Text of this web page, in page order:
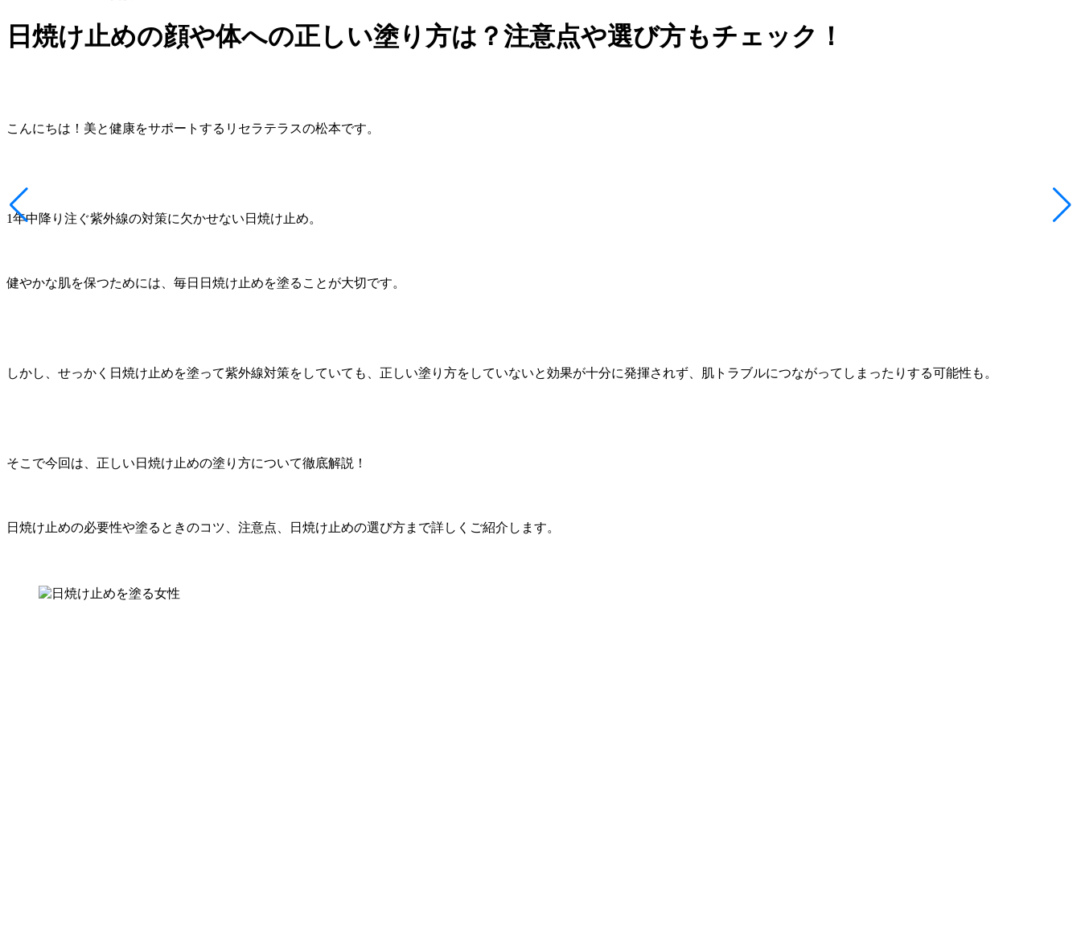
日焼け止めの顔や体への正しい塗り方は？注意点や選び方もチェック！
こんにちは！美と健康をサポートするリセラテラスの松本です。
1年中降り注ぐ紫外線の対策に欠かせない日焼け止め。
健やかな肌を保つためには、毎日日焼け止めを塗ることが大切です。
しかし、​せっかく日焼け止めを塗って紫外線対策をしていても、正しい塗り方をしていないと効果が十分に発揮されず、​肌トラブルにつながってしまったりする可能性も。
そこで今回は、正しい日焼け止めの塗り方について徹底解説！
日焼け止めの必要性や塗るときのコツ、注意点、日焼け止めの選び方まで詳しくご紹介します。